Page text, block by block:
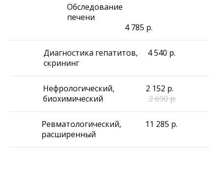
Обследование
печени
4 785 р.
Диагностика гепатитов,
скрининг
4 540 р.
Нефрологический,
биохимический
2 152 р.
2 690р.
Ревматологический,
расширенный
11 285 р.